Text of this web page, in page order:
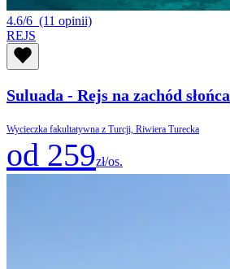
4.6/6 (11 opinii)
REJS
Suluada - Rejs na zachód słońca
Wycieczka fakultatywna z Turcji, Riwiera Turecka
od 259zł/os.